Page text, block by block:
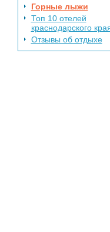
Горные лыжи
Топ 10 отелей
краснодарского
Отзывы об отдыхе